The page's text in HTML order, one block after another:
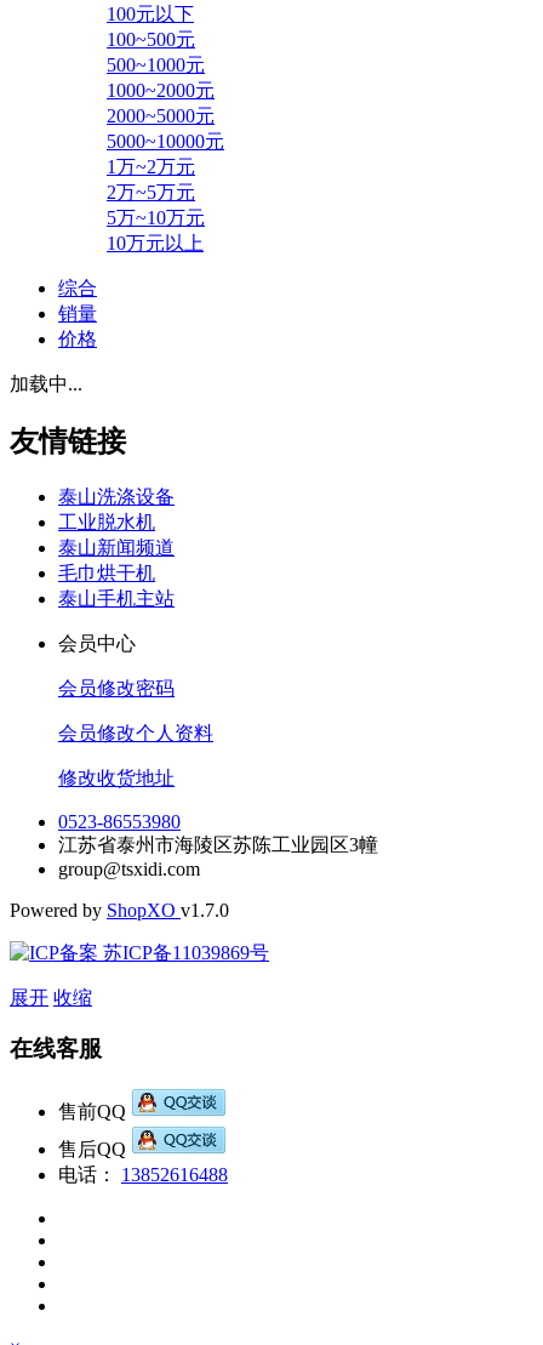
100元以下
100~500元
500~1000元
1000~2000元
2000~5000元
5000~10000元
1万~2万元
2万~5万元
5万~10万元
10万元以上
综合
销量
价格
加载中...
友情链接
泰山洗涤设备
工业脱水机
泰山新闻频道
毛巾烘干机
泰山手机主站
会员中心
会员修改密码
会员修改个人资料
修改收货地址
0523-86553980
江苏省泰州市海陵区苏陈工业园区3幢
group@tsxidi.com
Powered by ShopXO v1.7.0
苏ICP备11039869号
展开 收缩
在线客服
售前QQ
售后QQ
电话：
13852616488